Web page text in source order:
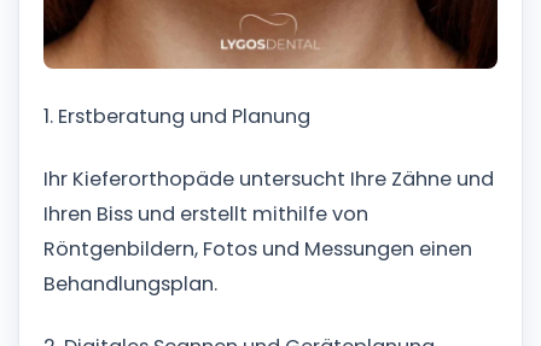
1. Erstberatung und Planung
Ihr Kieferorthopäde untersucht Ihre Zähne und
Ihren Biss und erstellt mithilfe von
Röntgenbildern, Fotos und Messungen einen
Behandlungsplan.